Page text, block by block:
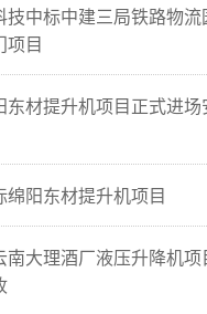
技中标中建三局铁路物流
项目
东材提升机项目正式进场
绵阳东材提升机项目
南大理酒厂液压升降机项